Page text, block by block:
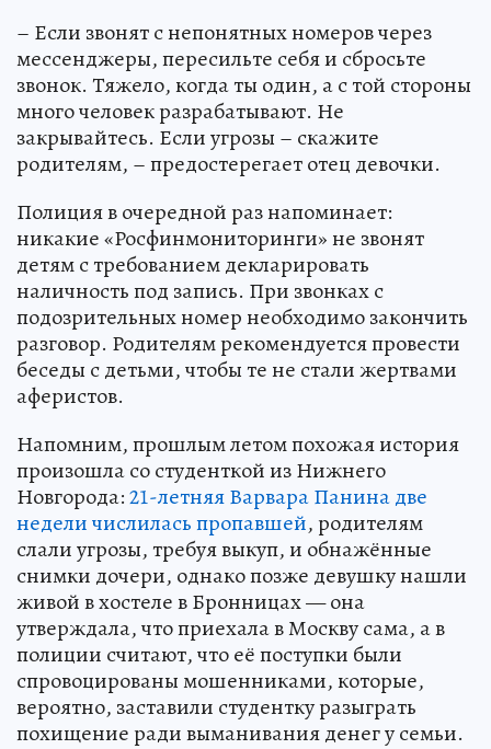
– Если звонят с непонятных номеров через
мессенджеры, пересильте себя и сбросьте
звонок. Тяжело, когда ты один, а с той стороны
много человек разрабатывают. Не
закрывайтесь. Если угрозы – скажите
родителям, – предостерегает отец девочки.
Полиция в очередной раз напоминает:
никакие «Росфинмониторинги» не звонят
детям с требованием декларировать
наличность под запись. При звонках с
подозрительных номер необходимо закончить
разговор. Родителям рекомендуется провести
беседы с детьми, чтобы те не стали жертвами
аферистов.
Напомним, прошлым летом похожая история
произошла со студенткой из Нижнего
Новгорода:21-летняя Варвара Панина две
недели числилась пропавшей, родителям
слали угрозы, требуя выкуп, и обнажённые
снимки дочери, однако позже девушку нашли
живой в хостеле в Бронницах — она
утверждала, что приехала в Москву сама, а в
полиции считают, что её поступки были
спровоцированы мошенниками, которые,
вероятно, заставили студентку разыграть
похищение ради выманивания денег у семьи.